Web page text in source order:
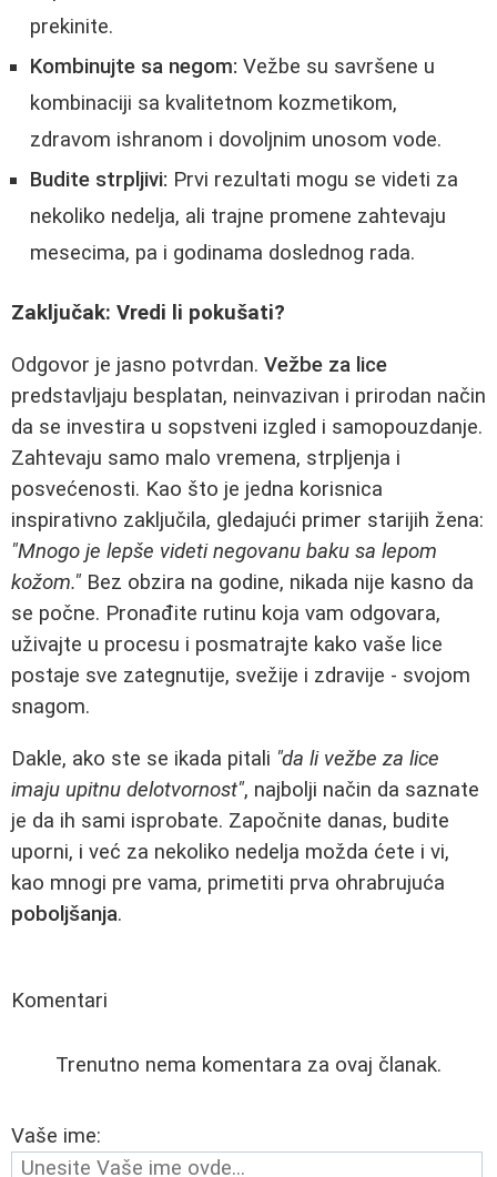
prekinite.
Kombinujte sa negom: Vežbe su savršene u
kombinaciji sa kvalitetnom kozmetikom,
zdravom ishranom i dovoljnim unosom vode.
Budite strpljivi: Prvi rezultati mogu se videti za
nekoliko nedelja, ali trajne promene zahtevaju
mesecima, pa i godinama doslednog rada.
Zaključak: Vredi li pokušati?
Odgovor je jasno potvrdan. Vežbe za lice
predstavljaju besplatan, neinvazivan i prirodan način
da se investira u sopstveni izgled i samopouzdanje.
Zahtevaju samo malo vremena, strpljenja i
posvećenosti. Kao što je jedna korisnica
inspirativno zaključila, gledajući primer starijih žena:
"Mnogo je lepše videti negovanu baku sa lepom
kožom." Bez obzira na godine, nikada nije kasno da
se počne. Pronađite rutinu koja vam odgovara,
uživajte u procesu i posmatrajte kako vaše lice
postaje sve zategnutije, svežije i zdravije - svojom
snagom.
Dakle, ako ste se ikada pitali "da li vežbe za lice
imaju upitnu delotvornost", najbolji način da saznate
je da ih sami isprobate. Započnite danas, budite
uporni, i već za nekoliko nedelja možda ćete i vi,
kao mnogi pre vama, primetiti prva ohrabrujuća
poboljšanja.
Komentari
Trenutno nema komentara za ovaj članak.
Vaše ime: